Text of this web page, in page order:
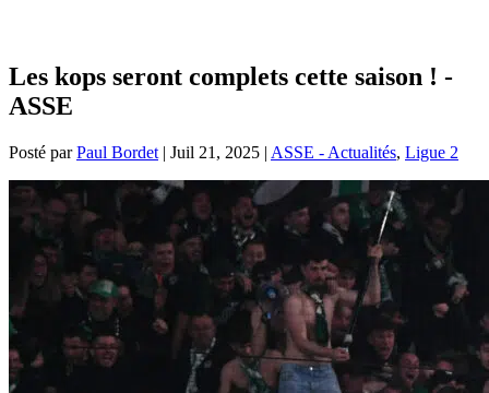
Les kops seront complets cette saison ! -
ASSE
Posté parPaul Bordet | Juil 21, 2025 | ASSE - Actualités, Ligue 2